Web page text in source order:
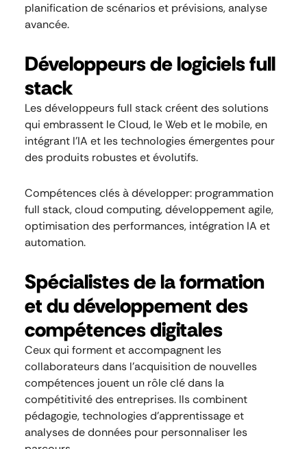
planification de scénarios et prévisions, analyse
avancée.
Développeurs de logiciels full
stack
Les développeurs full stack créent des solutions
qui embrassent le Cloud, le Web et le mobile, en
intégrant l’IA et les technologies émergentes pour
des produits robustes et évolutifs.
Compétences clés à développer: programmation
full stack, cloud computing, développement agile,
optimisation des performances, intégration IA et
automation.
Spécialistes de la formation
et du développement des
compétences digitales
Ceux qui forment et accompagnent les
collaborateurs dans l’acquisition de nouvelles
compétences jouent un rôle clé dans la
compétitivité des entreprises. Ils combinent
pédagogie, technologies d’apprentissage et
analyses de données pour personnaliser les